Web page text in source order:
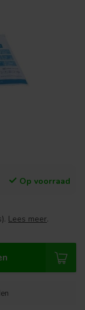
Op voorraad
Lees meer.